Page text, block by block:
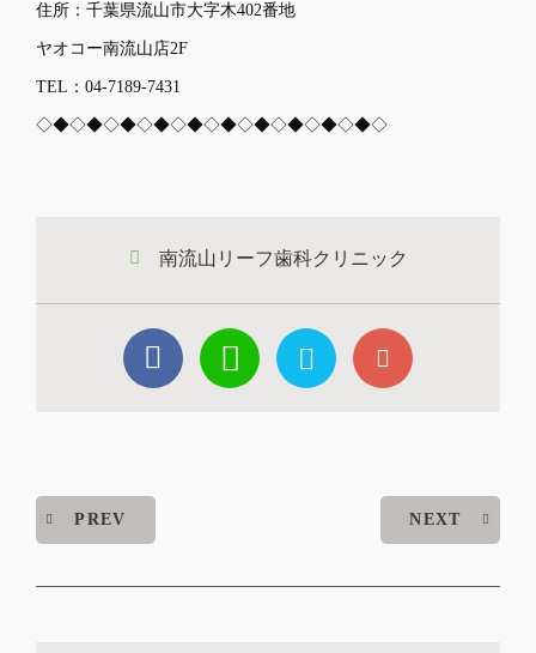
住所：千葉県流山市大字木402番地
ヤオコー南流山店2F
TEL：04-7189-7431
◇◆◇◆◇◆◇◆◇◆◇◆◇◆◇◆◇◆◇◆◇
南流山リーフ歯科クリニック
PREV NEXT